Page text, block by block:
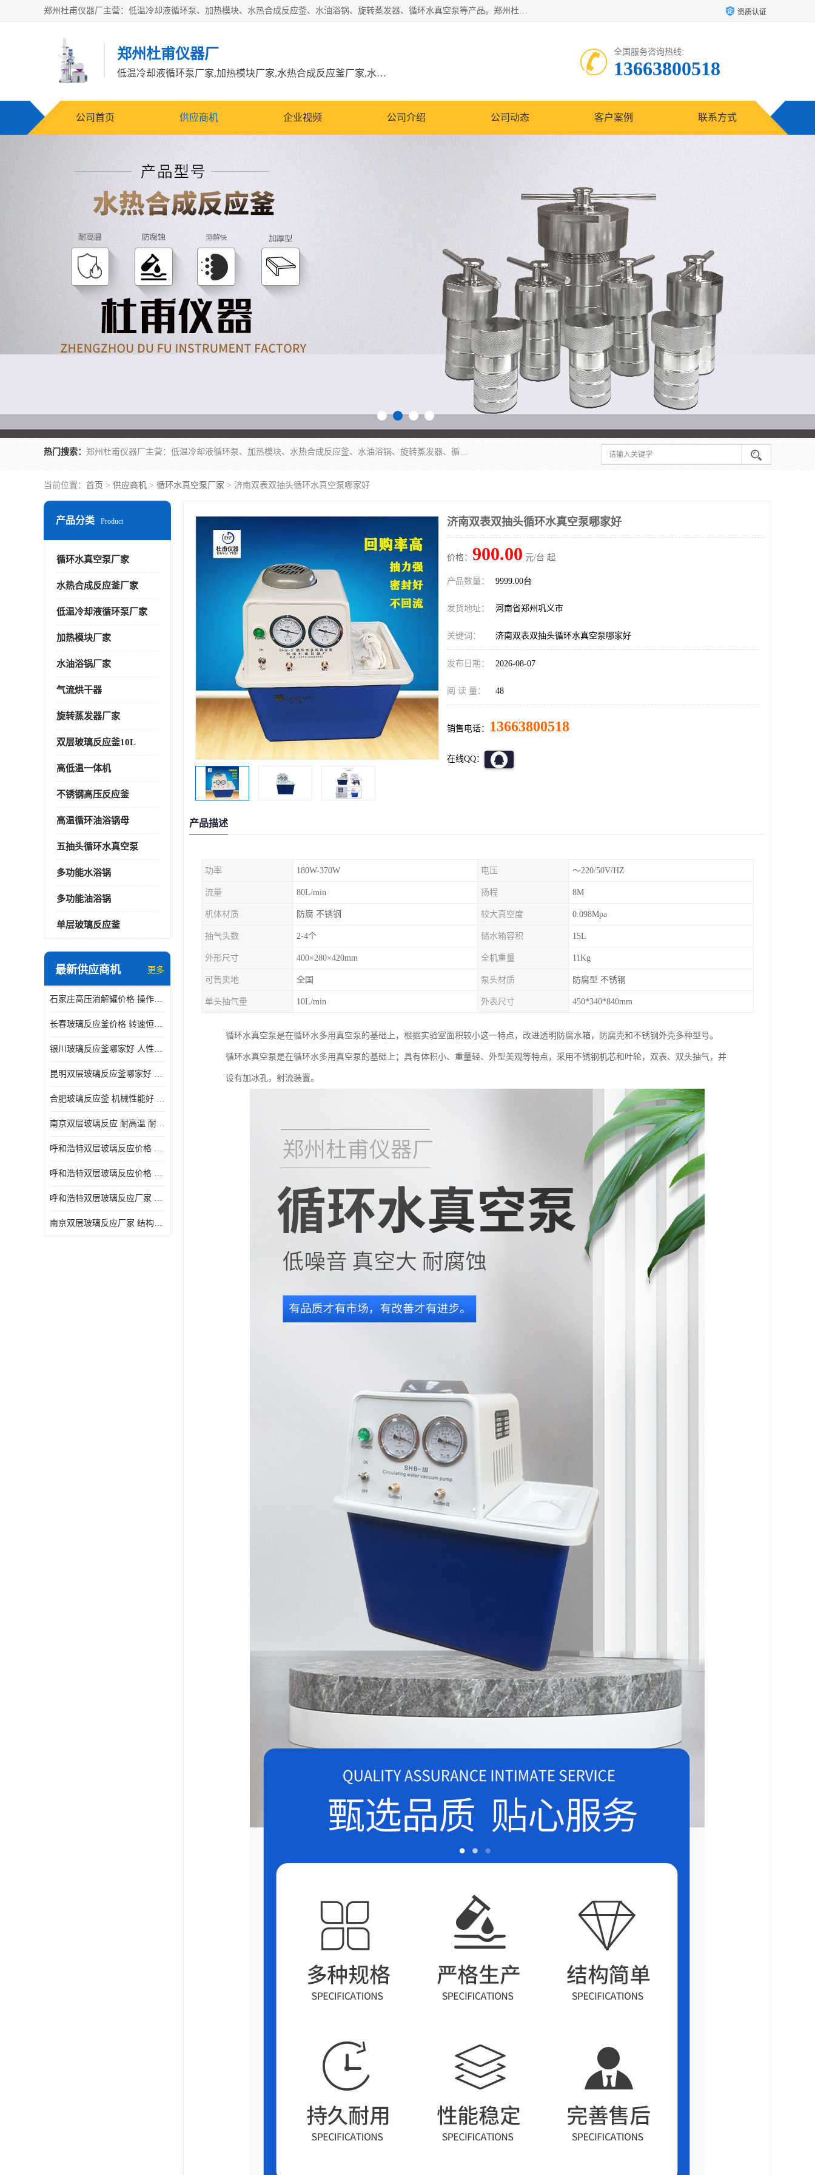
郑州杜甫仪器厂主营：低温冷却液循环泵、加热模块、水热合成反应釜、水油浴锅、旋转蒸发器、循环水真空泵等产品。郑州杜甫仪器厂在众多的教学仪器行业中依靠科技力量扬长避短、迅速发展，成为国家教委*生产教学仪器的厂家，产品具有国内良好水平，主导产品通过ISO9002质量认证。 资质认证
郑州杜甫仪器厂
低温冷却液循环泵厂家,加热模块厂家,水热合成反应釜厂家,水油浴锅厂家,旋转蒸发器厂家
全国服务咨询热线:
13663800518
公司首页 供应商机 企业视频 公司介绍 公司动态 客户案例 联系方式
热门搜索： 郑州杜甫仪器厂主营：低温冷却液循环泵、加热模块、水热合成反应釜、水油浴锅、旋转蒸发器、循环水真空泵等产品。郑州杜甫仪器厂在众多的教学仪器行业中依靠科技力量扬长避短、迅速发展，成为国家教委*生产教学仪器的厂家，产品具有国内良好水平，主导产品通过ISO9002质量认证。
当前位置： 首页 > 供应商机 > 循环水真空泵厂家 > 济南双表双抽头循环水真空泵哪家好
产品分类 Product
循环水真空泵厂家
水热合成反应釜厂家
低温冷却液循环泵厂家
加热模块厂家
水油浴锅厂家
气流烘干器
旋转蒸发器厂家
双层玻璃反应釜10L
高低温一体机
不锈钢高压反应釜
高温循环油浴锅母
五抽头循环水真空泵
多功能水浴锅
多功能油浴锅
单层玻璃反应釜
最新供应商机 更多
石家庄高压消解罐价格 操作简单 使用安全
长春玻璃反应釜价格 转速恒定 机械性能好
银川玻璃反应釜哪家好 人性化设计 可连续工作
昆明双层玻璃反应釜哪家好 人性化设计 可连续工作 机械性能好
合肥玻璃反应釜 机械性能好 可连续工作
南京双层玻璃反应 耐高温 耐腐蚀 空载不宜高速运转
呼和浩特双层玻璃反应价格 安全稳定 机械性能好
呼和浩特双层玻璃反应价格 结构紧凑 可做加热反应
呼和浩特双层玻璃反应厂家 转速恒定 空载不宜高速运转
南京双层玻璃反应厂家 结构紧凑 可连续工作 可做加热反应
济南双表双抽头循环水真空泵哪家好
价格： 900.00 元/台 起
产品数量： 9999.00台
发货地址： 河南省郑州巩义市
关键词： 济南双表双抽头循环水真空泵哪家好
发布日期： 2026-08-07
阅 读 量： 48
销售电话： 13663800518
在线QQ：
产品描述
功率 180W-370W 电压 ～220/50V/HZ
流量 80L/min 扬程 8M
机体材质 防腐 不锈钢 较大真空度 0.098Mpa
抽气头数 2-4个 储水箱容积 15L
外形尺寸 400×280×420mm 全机重量 11Kg
可售卖地 全国 泵头材质 防腐型 不锈钢
单头抽气量 10L/min 外表尺寸 450*340*840mm
循环水真空泵是在循环水多用真空泵的基础上，根据实验室面积较小这一特点，改进透明防腐水箱，防腐壳和不锈钢外壳多种型号。
循环水真空泵是在循环水多用真空泵的基础上；具有体积小、重量轻、外型美观等特点，采用不锈钢机芯和叶轮，双表、双头抽气，并
设有加冰孔，射流装置。